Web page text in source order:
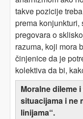
takve pozicije
prema
pregovara o
razuma, koji mora
činjenice da je
kolektiva da bi,
Moralne dileme
situacijama i ne
linijama“.